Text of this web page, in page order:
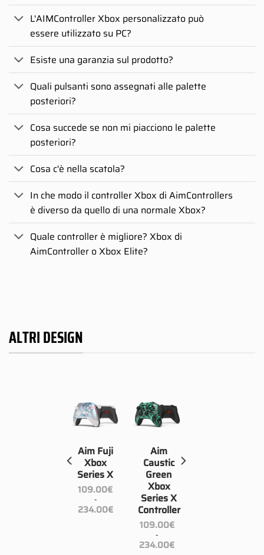
L'AIMController Xbox personalizzato può
essere utilizzato su PC?
Esiste una garanzia sul prodotto?
Quali pulsanti sono assegnati alle palette
posteriori?
Cosa succede se non mi piacciono le palette
posteriori?
Cosa c'è nella scatola?
In che modo il controller Xbox di AimControllers
è diverso da quello di una normale Xbox?
Quale controller è migliore? Xbox di
AimController o Xbox Elite?
ALTRI DESIGN
Aim Fuji
Xbox
Series X
109.00€
-
234.00€Fascia
di
234.00€
Aim
Caustic
Green
Xbox
Series X
Controller
109.00€
-
234.00€Fascia
di